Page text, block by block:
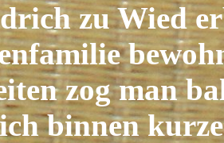
zu Wied
zog man
binnen